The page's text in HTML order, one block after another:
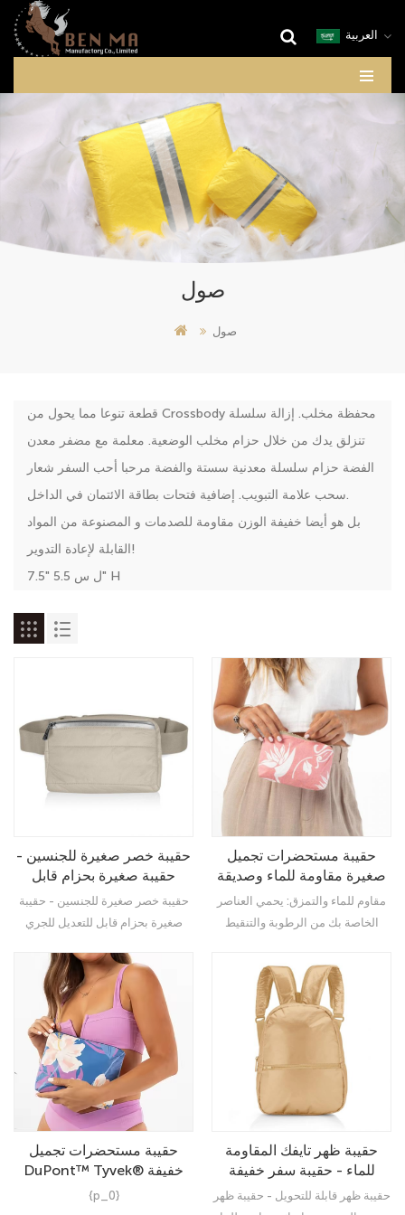
العربية
صول
صول
قطعة تنوعا مما يحول من Crossbody محفظة مخلب. إزالة سلسلة
تنزلق يدك من خلال حزام مخلب الوضعية. معلمة مع مضفر معدن
الفضة حزام سلسلة معدنية سستة والفضة مرحبا أحب السفر شعار
سحب علامة التبويب. إضافية فتحات بطاقة الائتمان في الداخل.
بل هو أيضا خفيفة الوزن مقاومة للصدمات و المصنوعة من المواد
القابلة لإعادة التدوير!
7.5" ل س 5.5" H
حقيبة خصر صغيرة للجنسين -
حقيبة صغيرة بحزام قابل
للتعديل للجري والسفر
والتمارين الرياضية
حقيبة خصر صغيرة للجنسين - حقيبة
صغيرة بحزام قابل للتعديل للجري
mini belt bags combine style,
function, and durability in one
sleek design — perfect for retail
brands and private label
projects.
حقيبة مستحضرات تجميل
صغيرة مقاومة للماء وصديقة
للبيئة من تايفك® - حقيبة
أدوات تجميل مطلية بسحاب
مقاوم للماء والتمزق: يحمي العناصر
الخاصة بك من الرطوبة والتنقيط
حقيبة مستحضرات تجميل
DuPont™ Tyvek® خفيفة
الوزن ومقاومة للماء - حقيبة
{p_0}
حقيبة ظهر تايفك المقاومة
للماء - حقيبة سفر خفيفة
الوزن للمشي لمسافات طويلة
والرحلات اليومية والتنقل
حقيبة ظهر قابلة للتحويل - حقيبة ظهر